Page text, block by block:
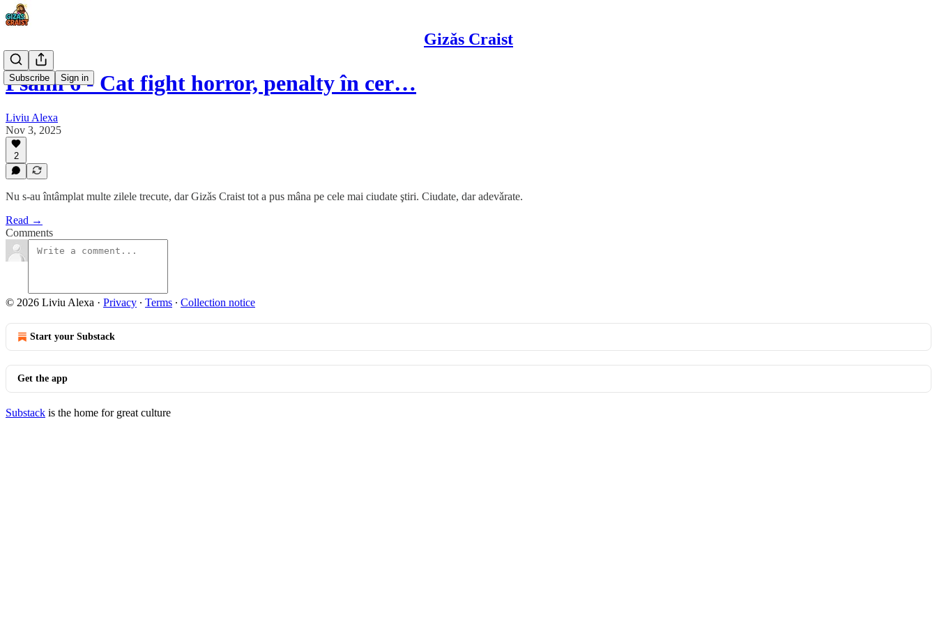
Gizǎs Craist
Subscribe Sign in
Psalm 6 - Cat fight horror, penalty în cer…
Liviu Alexa
Nov 3, 2025
2
Nu s-au întâmplat multe zilele trecute, dar Gizǎs Craist tot a pus mâna pe cele mai ciudate ştiri. Ciudate, dar adevǎrate.
Read →
Comments
© 2026 Liviu Alexa · Privacy ∙ Terms ∙ Collection notice
Start your Substack
Get the app
Substack is the home for great culture